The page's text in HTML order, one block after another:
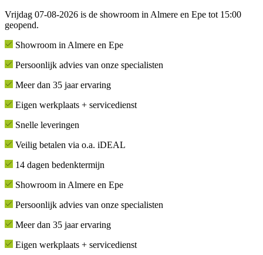
Vrijdag 07-08-2026 is de showroom in Almere en Epe tot 15:00
geopend.
Showroom in Almere en Epe
Persoonlijk advies van onze specialisten
Meer dan 35 jaar ervaring
Eigen werkplaats + servicedienst
Snelle leveringen
Veilig betalen via o.a. iDEAL
14 dagen bedenktermijn
Showroom in Almere en Epe
Persoonlijk advies van onze specialisten
Meer dan 35 jaar ervaring
Eigen werkplaats + servicedienst